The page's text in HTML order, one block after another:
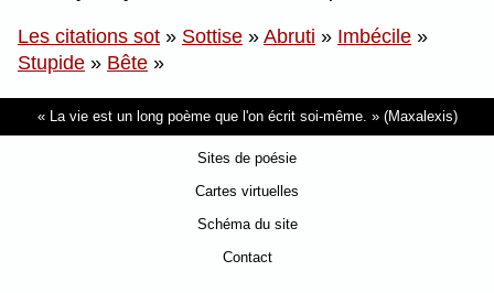
Les citations sot » Sottise » Abruti » Imbécile »
Stupide » Bête »
La vie est un long poème que l'on écrit soi-même. (Maxalexis)
Sites de poésie
Cartes virtuelles
Schéma du site
Contact